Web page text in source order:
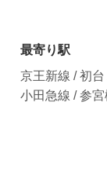
最寄り駅
京王新線 / 初台
小田急線 / 参